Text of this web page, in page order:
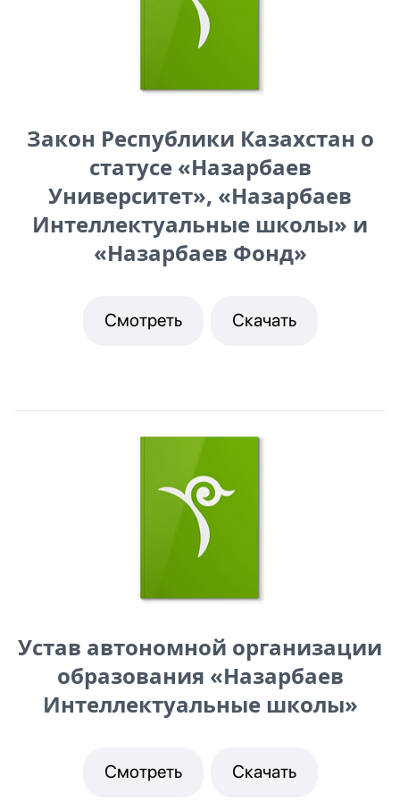
Закон Республики Казахстан о
статусе «Назарбаев
Университет», «Назарбаев
Интеллектуальные школы» и
«Назарбаев Фонд»
Смотреть Скачать
Устав автономной организации
образования «Назарбаев
Интеллектуальные школы»
Смотреть Скачать